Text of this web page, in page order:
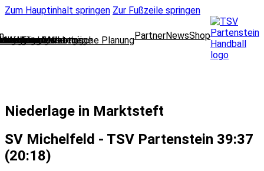
Zum Hauptinhalt springen Zur Fußzeile springen
und strategische Planung
und Marketing
Media und Web
und Finanzen
und Mitgliedsanträge PartnerNewsShop
Niederlage in Marktsteft
SV Michelfeld - TSV Partenstein 39:37
(20:18)